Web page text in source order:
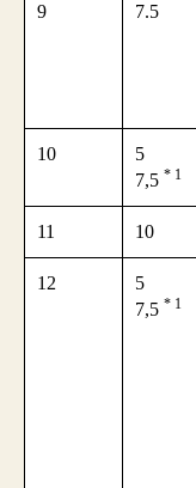
9 7.5
10
5
7,5 * 1
11 10
12
5
7,5 * 1